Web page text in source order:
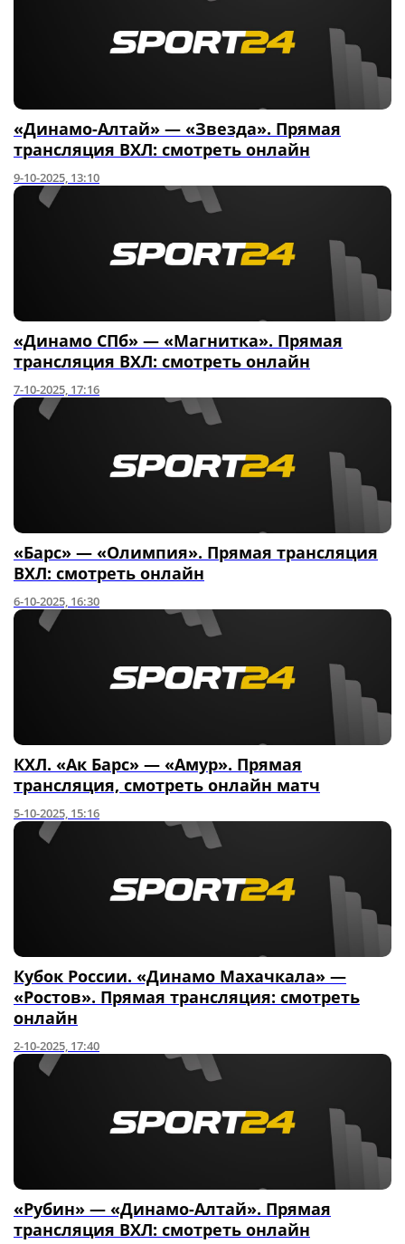
«Динамо-Алтай» — «Звезда». Прямая
трансляция ВХЛ: смотреть онлайн
9-10-2025, 13:10
«Динамо СПб» — «Магнитка». Прямая
трансляция ВХЛ: смотреть онлайн
7-10-2025, 17:16
«Барс» — «Олимпия». Прямая трансляция
ВХЛ: смотреть онлайн
6-10-2025, 16:30
КХЛ. «Ак Барс» — «Амур». Прямая
трансляция, смотреть онлайн матч
5-10-2025, 15:16
Кубок России. «Динамо Махачкала» —
«Ростов». Прямая трансляция: смотреть
онлайн
2-10-2025, 17:40
«Рубин» — «Динамо-Алтай». Прямая
трансляция ВХЛ: смотреть онлайн